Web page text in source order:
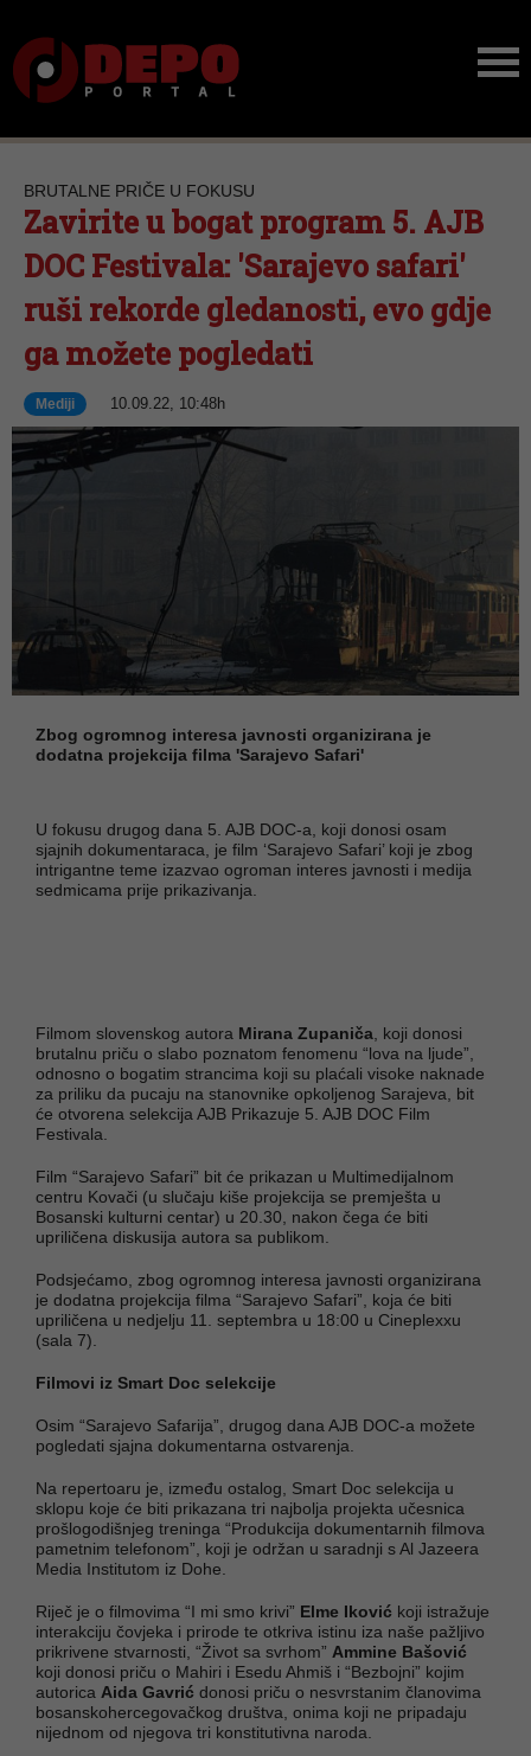
BRUTALNE PRIČE U FOKUSU
Zavirite u bogat program 5. AJB
DOC Festivala: 'Sarajevo safari'
ruši rekorde gledanosti, evo gdje
ga možete pogledati
Mediji 10.09.22, 10:48h
Zbog ogromnog interesa javnosti organizirana je
dodatna projekcija filma 'Sarajevo Safari'
U fokusu drugog dana 5. AJB DOC-a, koji donosi osam
sjajnih dokumentaraca, je film ‘Sarajevo Safari’ koji je zbog
intrigantne teme izazvao ogroman interes javnosti i medija
sedmicama prije prikazivanja.
Filmom slovenskog autora Mirana Zupaniča , koji donosi
brutalnu priču o slabo poznatom fenomenu “lova na ljude”,
odnosno o bogatim strancima koji su plaćali visoke naknade
za priliku da pucaju na stanovnike opkoljenog Sarajeva, bit
će otvorena selekcija AJB Prikazuje 5. AJB DOC Film
Festivala.
Film “Sarajevo Safari” bit će prikazan u Multimedijalnom
centru Kovači (u slučaju kiše projekcija se premješta u
Bosanski kulturni centar) u 20.30, nakon čega će biti
upriličena diskusija autora sa publikom.
Podsjećamo, zbog ogromnog interesa javnosti organizirana
je dodatna projekcija filma “Sarajevo Safari”, koja će biti
upriličena u nedjelju 11. septembra u 18:00 u Cineplexxu
(sala 7).
Filmovi iz Smart Doc selekcije
Osim “Sarajevo Safarija”, drugog dana AJB DOC-a možete
pogledati sjajna dokumentarna ostvarenja.
Na repertoaru je, između ostalog, Smart Doc selekcija u
sklopu koje će biti prikazana tri najbolja projekta učesnica
prošlogodišnjeg treninga “Produkcija dokumentarnih filmova
pametnim telefonom”, koji je održan u saradnji s Al Jazeera
Media Institutom iz Dohe.
Riječ je o filmovima “I mi smo krivi” Elme Iković koji istražuje
interakciju čovjeka i prirode te otkriva istinu iza naše pažljivo
prikrivene stvarnosti, “Život sa svrhom” Ammine Bašović
koji donosi priču o Mahiri i Esedu Ahmiš i “Bezbojni” kojim
autorica Aida Gavrić donosi priču o nesvrstanim članovima
bosanskohercegovačkog društva, onima koji ne pripadaju
nijednom od njegova tri konstitutivna naroda.